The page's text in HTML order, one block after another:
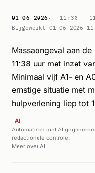
01-06-2026 11:38 –
Bijgewerkt 01-06-2026
Massaongeval aan
11:38 uur met inzet
Minimaal vijf A1- en
ernstige situatie met
hulpverlening liep tot
AI
Automatisch met AI
redactionele controle.
Meer over AI